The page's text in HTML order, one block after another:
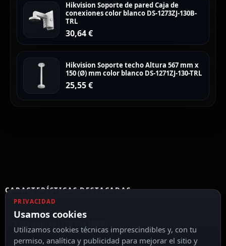
Hikvision Soporte de pared Caja de
conexiones color blanco DS-1273ZJ-130B-
TRL
30,64€
Hikvision Soporte techo Altura 567 mm x
150 (Ø) mm color blanco DS-1271ZJ-130-TRL
25,55€
CARACTERÍSTICAS DESTACADAS
VER TODAS LAS CARACTERÍSTICAS
PRIVACIDAD
Usamos cookies
Utilizamos cookies técnicas imprescindibles y, con tu
permiso, analítica y publicidad para mejorar el sitio y